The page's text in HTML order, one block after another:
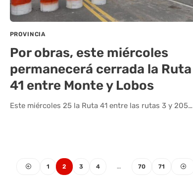
PROVINCIA
Por obras, este miércoles
permanecerá cerrada la Ruta
41 entre Monte y Lobos
Este miércoles 25 la Ruta 41 entre las rutas 3 y 205…
1 2 3 4 … 70 71